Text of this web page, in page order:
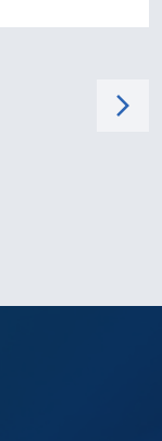
arrow_forward_ios